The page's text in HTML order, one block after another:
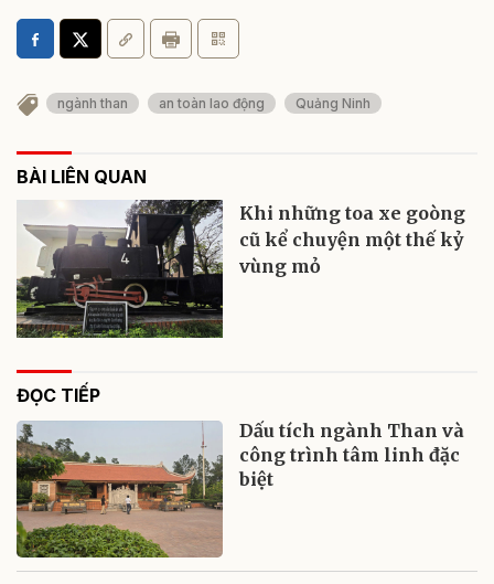
ngành than an toàn lao động Quảng Ninh
BÀI LIÊN QUAN
Khi những toa xe goòng
cũ kể chuyện một thế kỷ
vùng mỏ
ĐỌC TIẾP
Dấu tích ngành Than và
công trình tâm linh đặc
biệt